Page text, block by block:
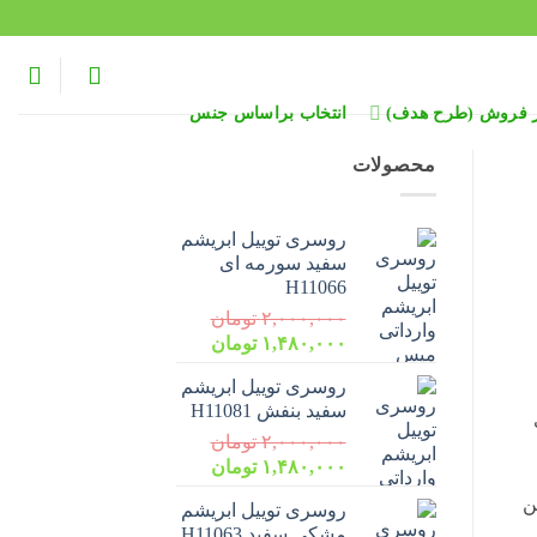
فروش (طرح هدف) انتخاب براساس جنس
محصولات
روسری توییل ابریشم
سفید سورمه ای
H11066
۲,۰۰۰,۰۰۰ تومان
قیمت
۲,۰۰۰,۰۰۰ تومان
بود.
۱,۴۸۰,۰۰۰ تومان
۱,۴۸۰,۰۰۰ تومان.روسری توییل ابریشم
سفید بنفش H11081
۲,۰۰۰,۰۰۰ تومان
قیمت
۲,۰۰۰,۰۰۰ تومان
۱,۴۸۰,۰۰۰ تومان
۱,۴۸۰,۰۰۰ تومان.روسری توییل ابریشم